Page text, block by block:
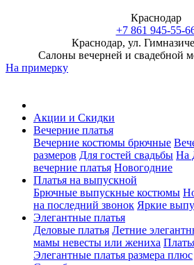
Краснодар
+7 861 945-55-
Краснодар, ул.
Салоны вечерней и свадебной
На примерку
Акции и Скидки
Вечерние платья
Вечерние костюмы брючные
размеров Для гостей свадьбы На
вечерние платья Новогодние
Платья на выпускной
Брючные выпускные костюмы
на последний звонок Яркие
Элегантные платья
Деловые платья Летние
мамы невесты или жениха
Элегантные платья размера плюс